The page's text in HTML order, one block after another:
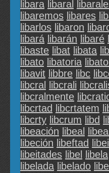
libara libaral
libaremos libares
libarlos libaron
libará libarán libaré
libaste libat libata
libato libatoria
libavit libbre libc
libcral
libcrali
libcralmente
libcrtad
libcrtatem
libcrty libcrum libd
libeación libeal
libeción libeftad libei
libeitades libel libela
libelada libelado